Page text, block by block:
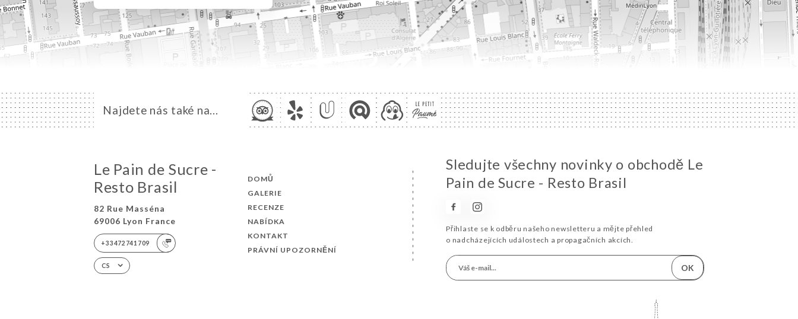
Najdete nás také na...
Le Pain de Sucre -
Resto Brasil
82 Rue Masséna
69006 Lyon France
+33472741709
CS
DOMŮ
GALERIE
RECENZE
NABÍDKA
KONTAKT
PRÁVNÍ UPOZORNĚNÍ
Sledujte všechny novinky o obchodě Le
Pain de Sucre - Resto Brasil
Přihlaste se k odběru našeho newsletteru a mějte přehled
o nadcházejících událostech a propagačních akcích.
OK